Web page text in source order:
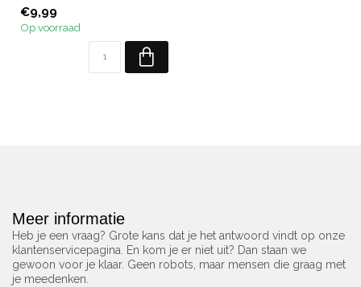
€9,99
Op voorraad
Meer informatie
Heb je een vraag? Grote kans dat je het antwoord vindt op onze
klantenservicepagina. En kom je er niet uit? Dan staan we
gewoon voor je klaar. Geen robots, maar mensen die graag met
je meedenken.